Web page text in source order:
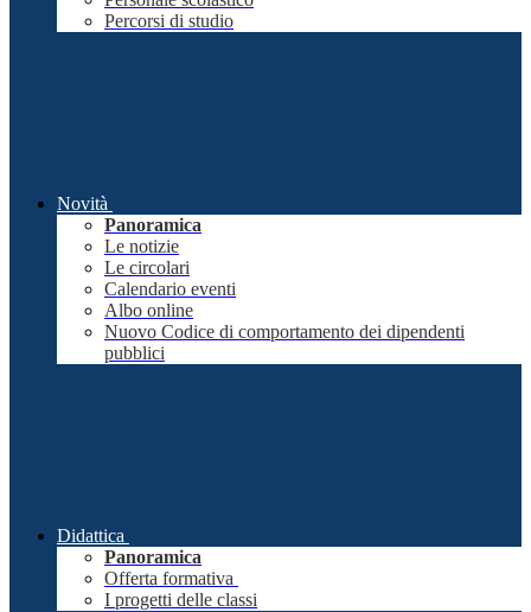
Percorsi di studio
Novità
Panoramica
Le notizie
Le circolari
Calendario eventi
Albo online
Nuovo Codice di comportamento dei dipendenti
pubblici
Didattica
Panoramica
Offerta formativa
I progetti delle classi